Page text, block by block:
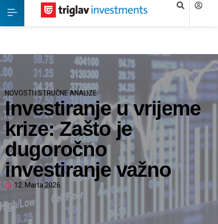
NOVOSTI I STRUČNE ANALIZE
Investiranje u vrijeme
krize: Zašto je
dugoročno
investiranje važno
12. Marta 2026.